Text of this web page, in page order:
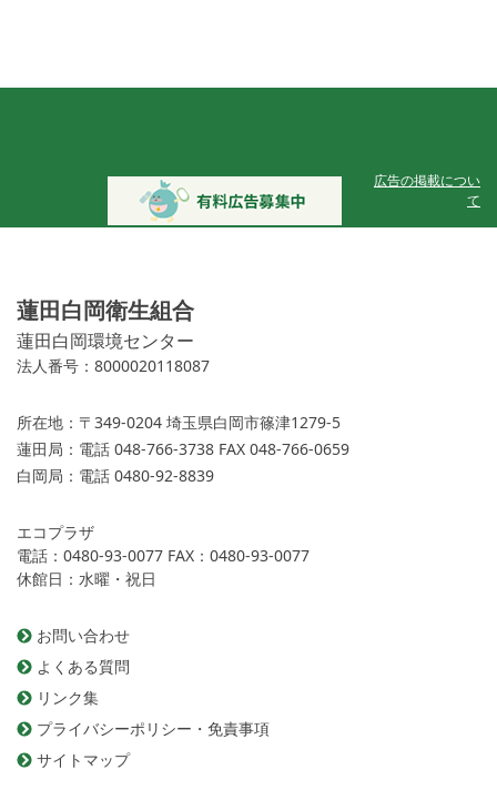
広告の掲載につい
て
蓮田白岡衛生組合
蓮田白岡環境センター
法人番号：8000020118087
所在地： 〒349-0204 埼玉県白岡市篠津1279-5
蓮田局： 電話 048-766-3738 FAX 048-766-0659
白岡局： 電話 0480-92-8839
エコプラザ
電話：0480-93-0077 FAX：0480-93-0077
休館日：水曜・祝日
お問い合わせ
よくある質問
リンク集
プライバシーポリシー・免責事項
サイトマップ